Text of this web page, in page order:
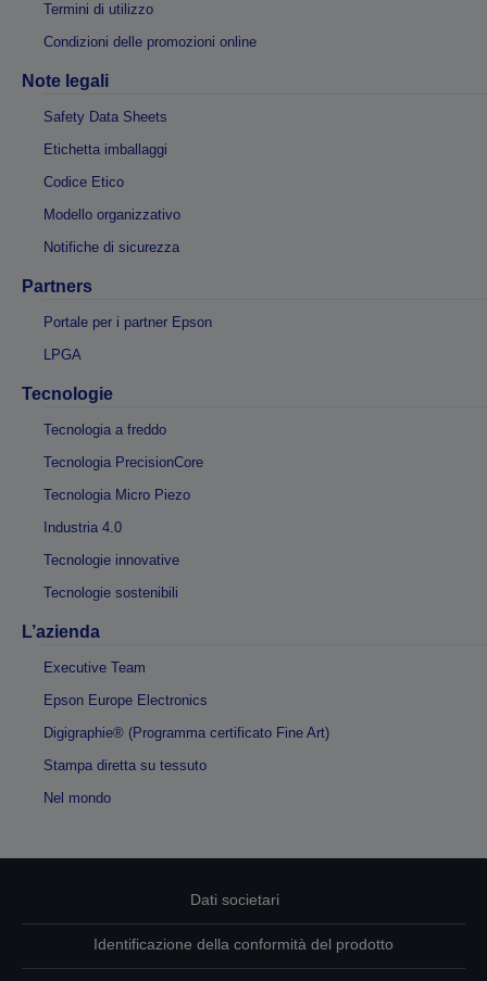
Termini di utilizzo
Condizioni delle promozioni online
Note legali
Safety Data Sheets
Etichetta imballaggi
Codice Etico
Modello organizzativo
Notifiche di sicurezza
Partners
Portale per i partner Epson
LPGA
Tecnologie
Tecnologia a freddo
Tecnologia PrecisionCore
Tecnologia Micro Piezo
Industria 4.0
Tecnologie innovative
Tecnologie sostenibili
L’azienda
Executive Team
Epson Europe Electronics
Digigraphie® (Programma certificato Fine Art)
Stampa diretta su tessuto
Nel mondo
Dati societari
Identificazione della conformità del prodotto